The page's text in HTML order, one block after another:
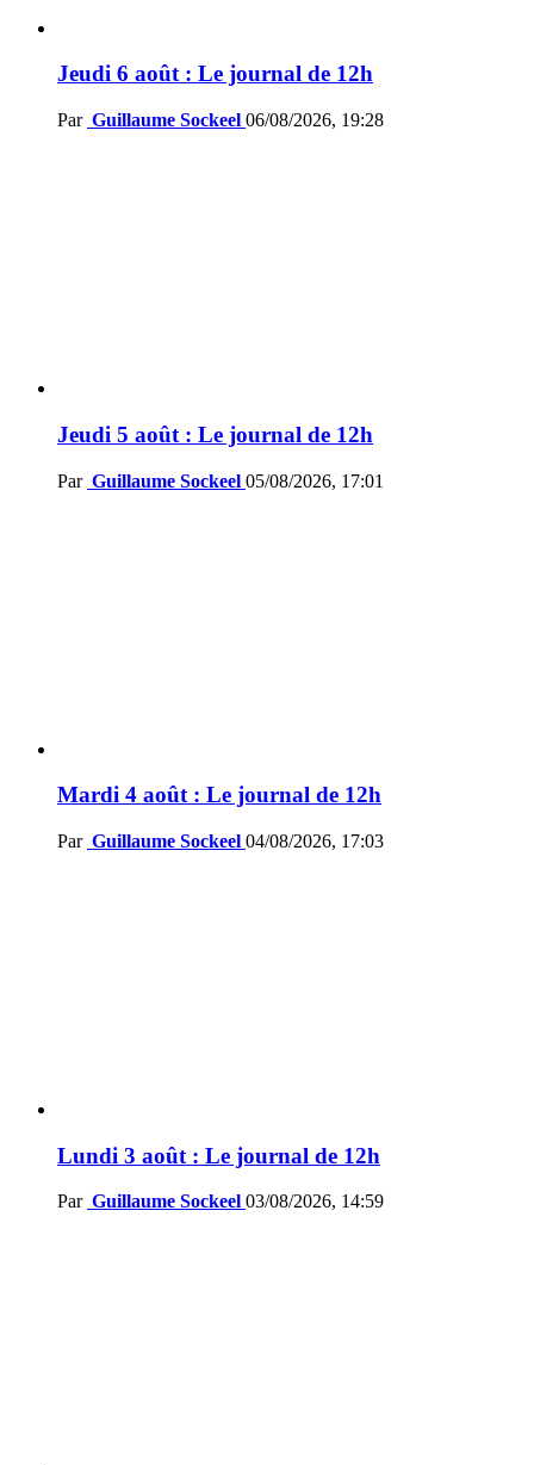
Jeudi 6 août : Le journal de 12h
Par Guillaume Sockeel 06/08/2026, 19:28
Jeudi 5 août : Le journal de 12h
Par Guillaume Sockeel 05/08/2026, 17:01
Mardi 4 août : Le journal de 12h
Par Guillaume Sockeel 04/08/2026, 17:03
Lundi 3 août : Le journal de 12h
Par Guillaume Sockeel 03/08/2026, 14:59